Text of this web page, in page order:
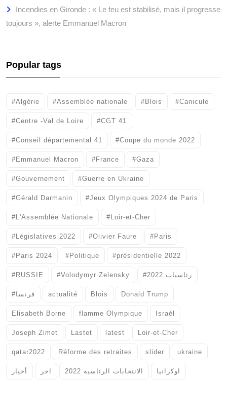
Incendies en Gironde : « Le feu est stabilisé, mais il progresse
toujours », alerte Emmanuel Macron
Popular tags
#Algérie #Assemblée nationale #Blois #Canicule
#Centre -Val de Loire #CGT 41
#Conseil départemental 41 #Coupe du monde 2022
#Emmanuel Macron #France #Gaza
#Gouvernement #Guerre en Ukraine
#Gérald Darmanin #Jeux Olympiques 2024 de Paris
#L'Assemblée Nationale #Loir-et-Cher
#Législatives 2022 #Olivier Faure #Paris
#Paris 2024 #Politique #présidentielle 2022
#RUSSIE #Volodymyr Zelensky #رئاسيات 2022
#فرنسا actualité Blois Donald Trump
Elisabeth Borne flamme Olympique Israél
Joseph Zimet Lastet latest Loir-et-Cher
qatar2022 Réforme des retraites slider ukraine
أخبار اخر الانتخابات الرئاسية 2022 اوكرانيا